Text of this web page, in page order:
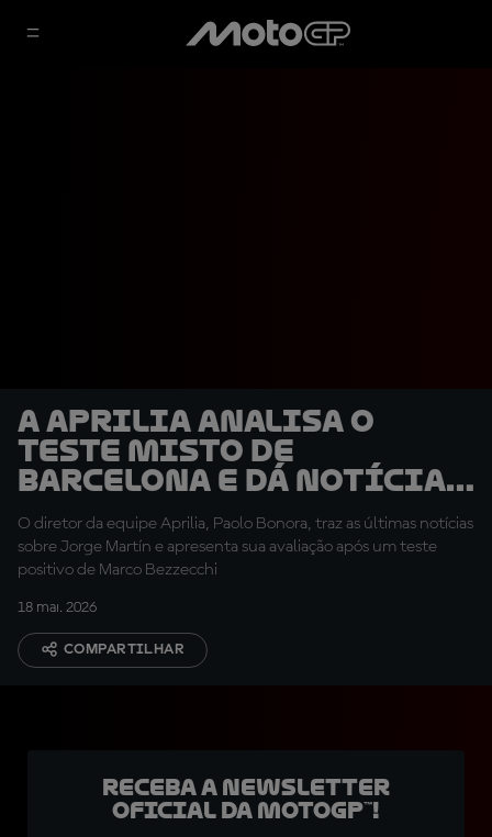
A Aprilia analisa o
teste misto de
Barcelona e dá notícias
sobre Martin
O diretor da equipe Aprilia, Paolo Bonora, traz as últimas notícias
sobre Jorge Martín e apresenta sua avaliação após um teste
positivo de Marco Bezzecchi
18 mai. 2026
COMPARTILHAR
Receba a newsletter
oficial da MotoGP™!